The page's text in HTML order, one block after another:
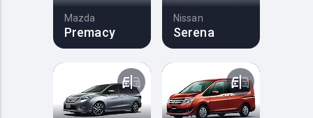
Mazda
Premacy
Nissan
Serena